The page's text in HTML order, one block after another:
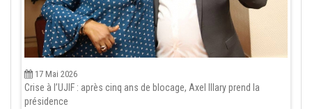
17 Mai 2026
Crise à l’UJIF : après cinq ans de blocage, Axel Illary prend la
présidence